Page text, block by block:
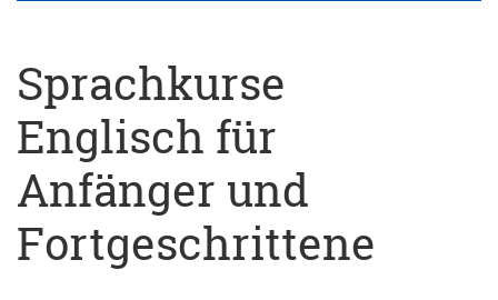
Sprachkurse
Englisch für
Anfänger und
Fortgeschrittene